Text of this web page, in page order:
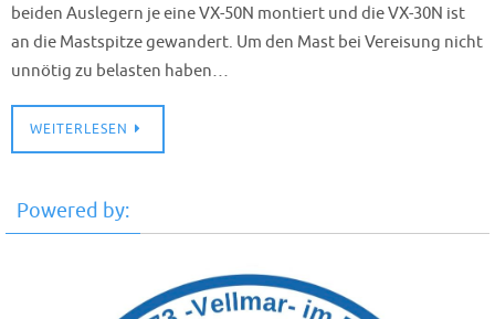
beiden Auslegern je eine VX-50N montiert und die VX-30N ist
an die Mastspitze gewandert. Um den Mast bei Vereisung nicht
unnötig zu belasten haben…
WEITERLESEN
Powered by: